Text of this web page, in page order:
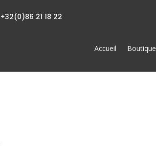
+32(0)86 21 18 22
Accueil Boutique